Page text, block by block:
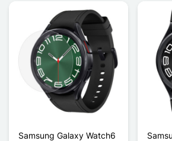
Samsung Galaxy Watch6